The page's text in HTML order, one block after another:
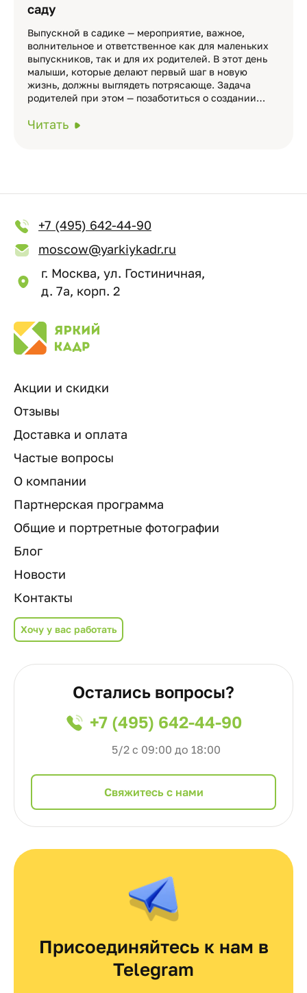
саду
Выпускной в садике — мероприятие, важное,
волнительное и ответственное как для маленьких
выпускников, так и для их родителей. В этот день
малыши, которые делают первый шаг в новую
жизнь, должны выглядеть потрясающе. Задача
родителей при этом — позаботиться о создании…
Читать
+7 (495) 642-44-90
moscow@yarkiykadr.ru
г. Москва, ул. Гостиничная,
д. 7а, корп. 2
Акции и скидки
Отзывы
Доставка и оплата
Частые вопросы
О компании
Партнерская программа
Общие и портретные фотографии
Блог
Новости
Контакты
Хочу у вас работать
Остались вопросы?
+7 (495) 642-44-90
5/2 с 09:00 до 18:00
Cвяжитесь с нами
Присоединяйтесь к нам в
Telegram